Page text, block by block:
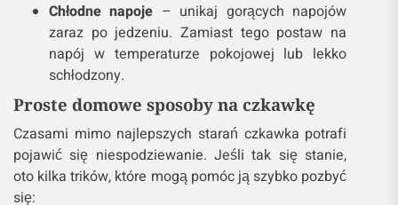
Chłodne napoje – unikaj gorących napojów
zaraz po jedzeniu. Zamiast tego postaw na
napój w temperaturze pokojowej lub lekko
schłodzony.
Proste domowe sposoby na czkawkę
Czasami mimo najlepszych starań czkawka potrafi
pojawić się niespodziewanie. Jeśli tak się stanie,
oto kilka trików, które mogą pomóc ją szybko pozbyć
się: